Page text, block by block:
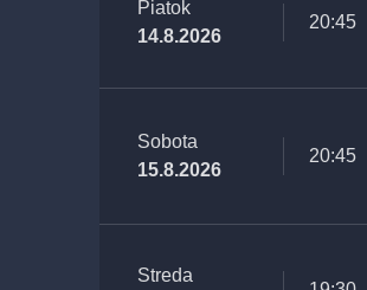
Piatok
14.8.2026
20:45
Sobota
15.8.2026
20:45
Streda